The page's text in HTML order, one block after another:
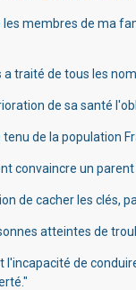
les membres de ma
a traité de tous les
de sa santé
de la population
convaincre un
de cacher les clés,
atteintes de
l'incapacité de